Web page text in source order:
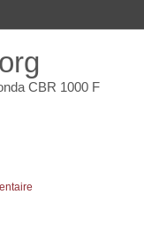
CBR 1000 F